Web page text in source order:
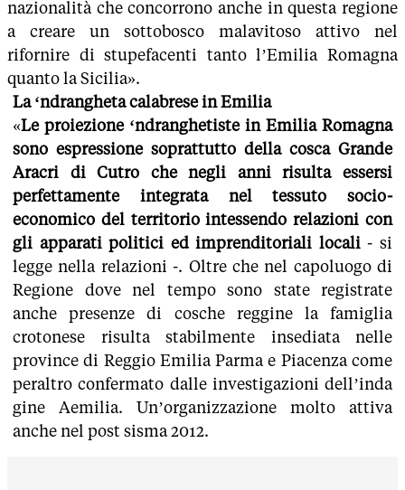
nazionalità che concorrono anche in questa regione
a creare un sottobosco malavitoso attivo nel
rifornire di stupefacenti tanto l’Emilia Romagna
quanto la Sicilia».
La ‘ndrangheta calabrese in Emilia
«Le proiezione ‘ndranghetiste in Emilia Romagna
sono espressione soprattutto della cosca Grande
Aracri di Cutro che negli anni risulta essersi
perfettamente integrata nel tessuto socio-
economico del territorio intessendo relazioni con
gli apparati politici ed imprenditoriali locali- si
legge nella relazioni -. Oltre che nel capoluogo di
Regione dove nel tempo sono state registrate
anche presenze di cosche reggine la famiglia
crotonese risulta stabilmente insediata nelle
province di Reggio Emilia Parma e Piacenza come
peraltro confermato dalle investigazioni dell’inda
gine Aemilia. Un’organizzazione molto attiva
anche nel post sisma 2012.